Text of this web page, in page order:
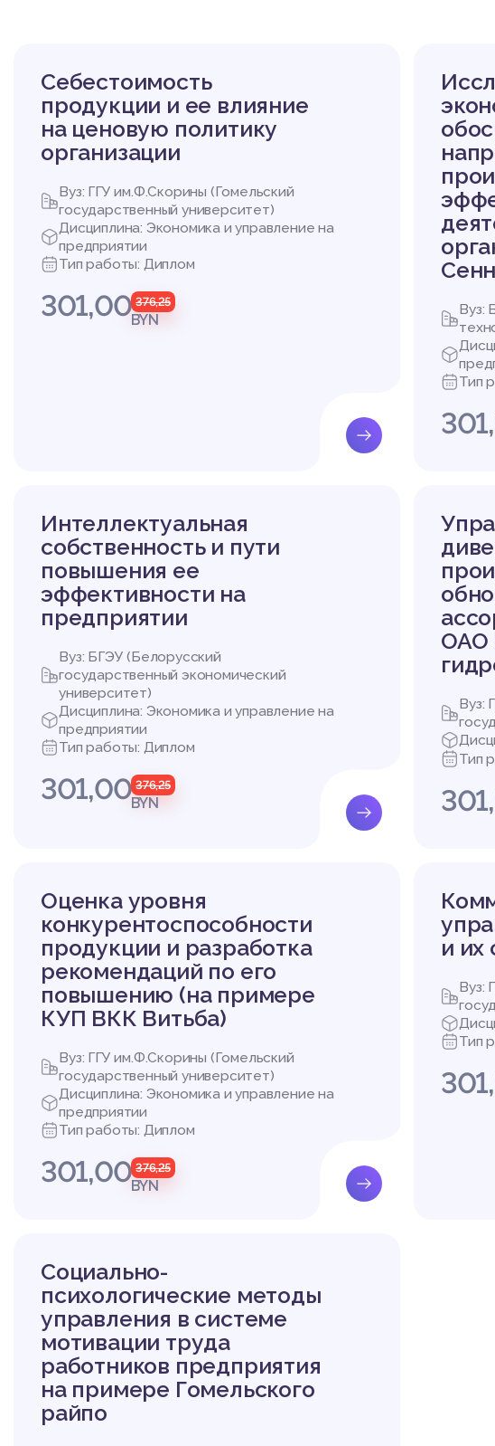
Себестоимость
продукции и ее влияние
на ценовую политику
организации
Вуз: ГГУ им.Ф.Скорины (Гомельский
государственный университет)
Дисциплина: Экономика и управление на
предприятии
Тип работы: Диплом
301,00 376,25
BYN
Вуз:
Тип
Интеллектуальная
собственность и пути
повышения ее
эффективности на
предприятии
Вуз: БГЭУ (Белорусский
государственный экономический
университет)
Дисциплина: Экономика и управление на
предприятии
Тип работы: Диплом
301,00 376,25
BYN
ОАО
Вуз:
Тип
Оценка уровня
конкурентоспособности
продукции и разработка
рекомендаций по его
повышению (на примере
КУП ВКК Витьба)
Вуз: ГГУ им.Ф.Скорины (Гомельский
государственный университет)
Дисциплина: Экономика и управление на
предприятии
Тип работы: Диплом
301,00 376,25
BYN
и их
Вуз:
Тип
Социально-
психологические методы
управления в системе
мотивации труда
работников предприятия
на примере Гомельского
райпо